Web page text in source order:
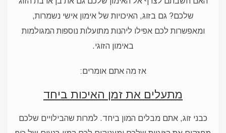
שלכם? גם בזוג, האיכויות של אימון אישי נשמרות,
ומאפשרות לכם אפילו ליהנות מתועלות נוספות המגולמות
באימון הזוגי.
אז מה אתם אומרים:
מתעלים את זמן האיכות ביחד
כבני זוג, אתם מבלים המון ביחד. למרות שהבילויים שלכם